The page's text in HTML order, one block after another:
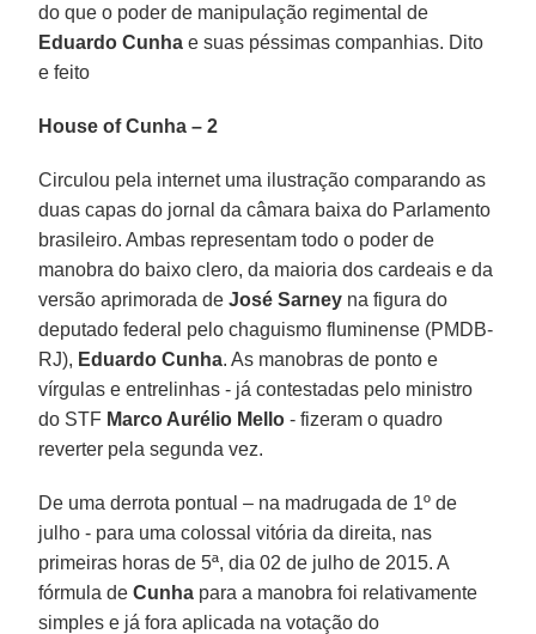
do que o poder de manipulação regimental de
Eduardo Cunha e suas péssimas companhias. Dito
e feito
House of Cunha – 2
Circulou pela internet uma ilustração comparando as
duas capas do jornal da câmara baixa do Parlamento
brasileiro. Ambas representam todo o poder de
manobra do baixo clero, da maioria dos cardeais e da
versão aprimorada deJosé Sarney na figura do
deputado federal pelo chaguismo fluminense (PMDB-
RJ), Eduardo Cunha. As manobras de ponto e
vírgulas e entrelinhas - já contestadas pelo ministro
do STF Marco Aurélio Mello - fizeram o quadro
reverter pela segunda vez.
De uma derrota pontual – na madrugada de 1º de
julho - para uma colossal vitória da direita, nas
primeiras horas de 5ª, dia 02 de julho de 2015. A
fórmula deCunha para a manobra foi relativamente
simples e já fora aplicada na votação do